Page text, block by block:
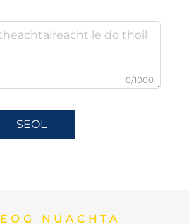
0/1000
SEOL
NUACHTA